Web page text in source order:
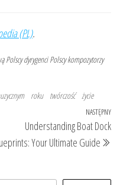
(PL).
Polscy dyrygenci Polscy kompozytorzy
roku twórczość życie
NASTĘPNY
Understanding Boat Dock
Your Ultimate Guide